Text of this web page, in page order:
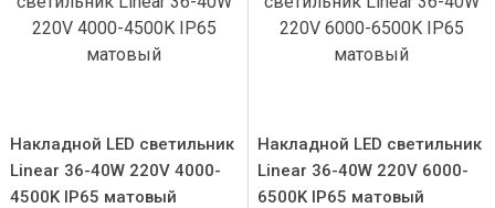
Накладной LED светильник
Linear 36-40W 220V 4000-
4500K IP65 матовый
Накладной LED светильник
Linear 36-40W 220V 6000-
6500K IP65 матовый